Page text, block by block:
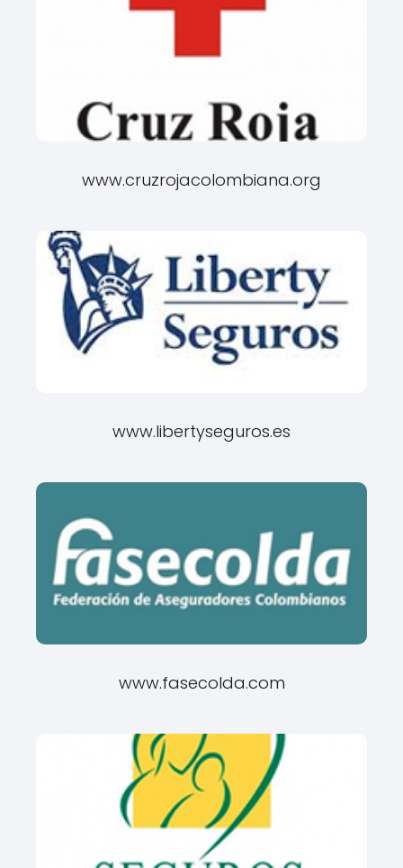
www.cruzrojacolombiana.org
www.libertyseguros.es
www.fasecolda.com